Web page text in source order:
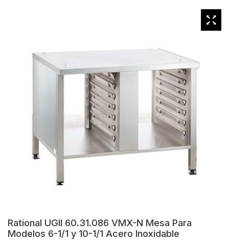
Rational UGII 60.31.086 VMX-N Mesa Para
Modelos 6-1/1 y 10-1/1 Acero Inoxidable